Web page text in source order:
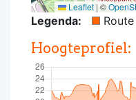
Leaflet | ©
Legenda: Route
Hoogteprofiel: